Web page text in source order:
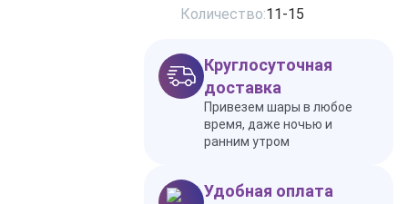
Количество:11-15
Круглосуточная
доставка
Привезем шары в любое
время, даже ночью и
ранним утром
Удобная оплата